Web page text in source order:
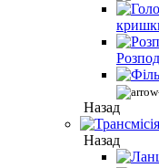
Назад
Назад